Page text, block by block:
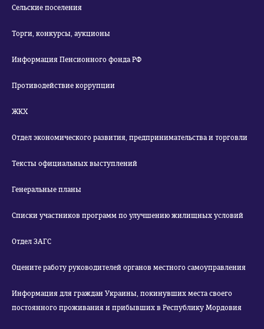
Сельские поселения
Торги, конкурсы, аукционы
Информация Пенсионного фонда РФ
Противодействие коррупции
ЖКХ
Отдел экономического развития, предпринимательства и торговли
Тексты официальных выступлений
Генеральные планы
Списки участников программ по улучшению жилищных условий
Отдел ЗАГС
Оцените работу руководителей органов местного самоуправления
Информация для граждан Украины, покинувших места своего
постоянного проживания и прибывших в Республику Мордовия